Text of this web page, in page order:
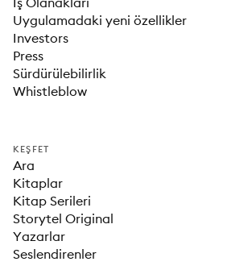
Uygulamadaki yeni özellikler
Investors
Press
Sürdürülebilirlik
Whistleblow
KEŞFET
Ara
Kitaplar
Kitap Serileri
Storytel Original
Yazarlar
Seslendirenler